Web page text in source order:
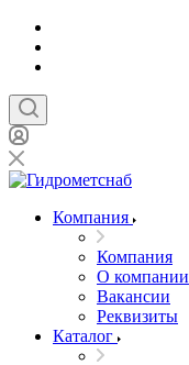
Компания
Компания
О компании
Вакансии
Реквизиты
Каталог